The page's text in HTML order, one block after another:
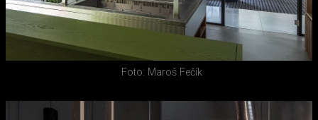
Foto: Maroš Fečík